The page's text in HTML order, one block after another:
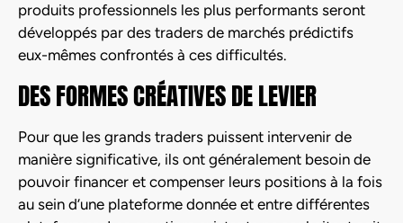
produits professionnels les plus performants seront
développés par des traders de marchés prédictifs
eux-mêmes confrontés à ces difficultés.
DES FORMES CRÉATIVES DE LEVIER
Pour que les grands traders puissent intervenir de
manière significative, ils ont généralement besoin de
pouvoir financer et compenser leurs positions à la fois
au sein d’une plateforme donnée et entre différentes